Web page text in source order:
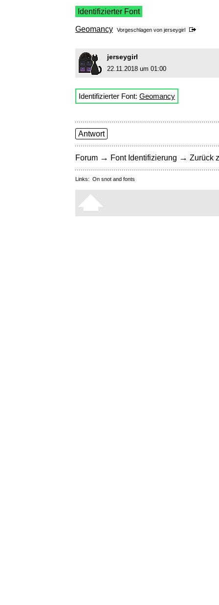
Identifizierter Font
Geomancy Vorgeschlagen von jerseygirl
jerseygirl
22.11.2018 um 01:00
Identifizierter Font: Geomancy
Antwort
Forum → Font Identifizierung → Zurück
Links: On snot and fonts